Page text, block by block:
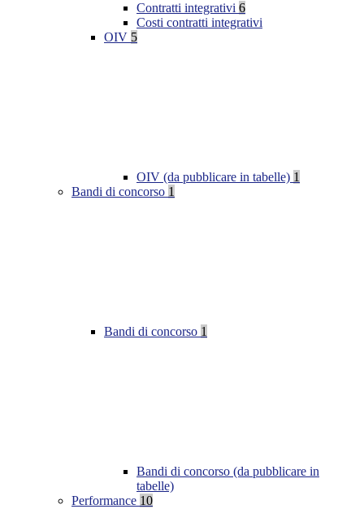
Contratti integrativi 6
Costi contratti integrativi
OIV 5
OIV (da pubblicare in tabelle) 1
Bandi di concorso 1
Bandi di concorso 1
Bandi di concorso (da pubblicare in
tabelle)
Performance 10